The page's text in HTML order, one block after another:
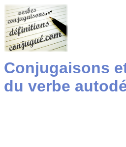
Conjugaisons
du verbe